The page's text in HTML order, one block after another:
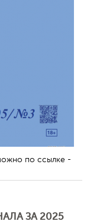
по ссылке -
ЗА 2025